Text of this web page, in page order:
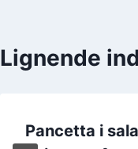
Lignende
Pancetta i